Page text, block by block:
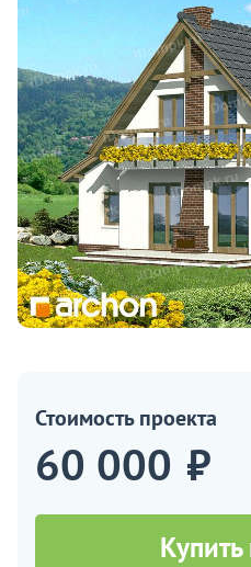
Стоимость проекта
60 000 ₽
Купить